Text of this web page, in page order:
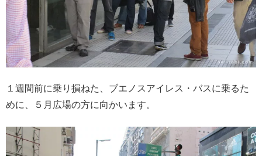
１週間前に乗り損ねた、ブエノスアイレス・バスに乗るた
めに、５月広場の方に向かいます。